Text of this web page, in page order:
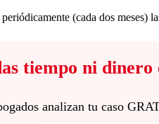
(cada dos meses)
tiempo ni
analizan tu caso